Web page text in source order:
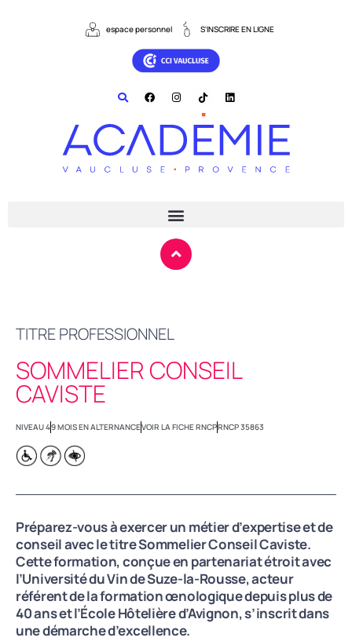
espace personnel S'INSCRIRE EN LIGNE
TITRE PROFESSIONNEL
SOMMELIER CONSEIL
CAVISTE
NIVEAU 49 MOIS EN ALTERNANCEVOIR LA FICHE RNCPRNCP 35863
Préparez-vous à exercer un métier d’expertise et de
conseil avec le titre Sommelier Conseil Caviste.
Cette formation, conçue en partenariat étroit avec
l’Université du Vin de Suze-la-Rousse, acteur
référent de la formation œnologique depuis plus de
40 ans et l’École Hôtelière d’Avignon, s’inscrit dans
une démarche d’excellence.